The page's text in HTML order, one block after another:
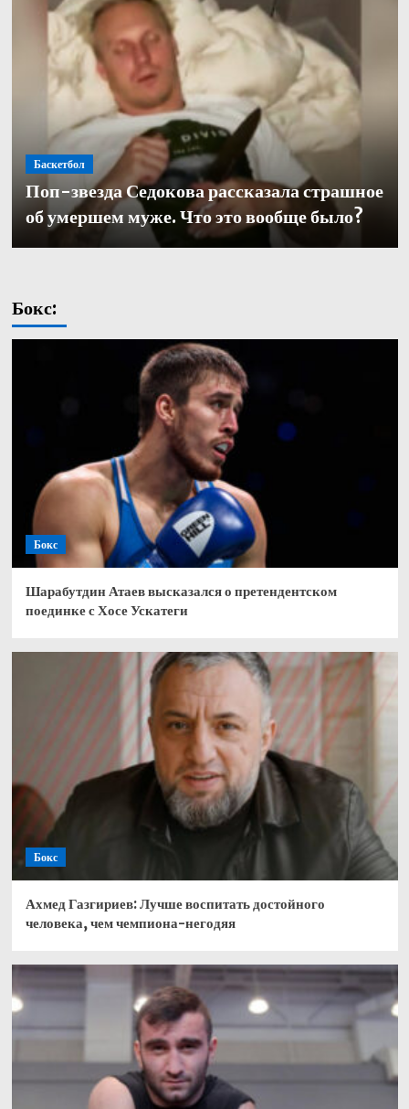
Баскетбол
Поп-звезда Седокова рассказала страшное
об умершем муже. Что это вообще было?
Баскетбол
Александр Церковный покинул должность
генерального директора баскетбольного «Зенита»
Баскетбол
Кулагин — о переходе в «Зенит»: «Довелось
работать с одними из лучших тренеров в нашей части
света. Иванович не исключение»
Бокс:
Бокс
Шарабутдин Атаев высказался о претендентском
поединке с Хосе Ускатеги
Бокс
Ахмед Газгириев: Лучше воспитать достойного
человека, чем чемпиона-негодяя